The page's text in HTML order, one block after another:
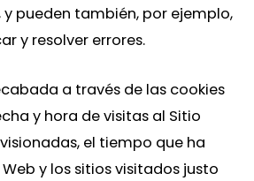
y pueden también, por ejemplo,
y resolver errores.
a través de las cookies
y hora de visitas al Sitio
el tiempo que ha
y los sitios visitados justo